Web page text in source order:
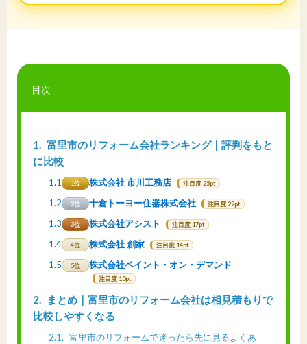
目次
1
富里市のリフォーム会社ランキング｜評判をもと
に比較
1.1 1位 株式会社 市川工務店 注目度 25pt
1.2 2位 十倉トーヨー住器株式会社 注目度 22pt
1.3 3位 株式会社アシスト 注目度 17pt
1.4 4位 株式会社 創家 注目度 14pt
1.5 5位 株式会社ペイント・オン・デマンド
注目度 10pt
2
まとめ｜富里市のリフォーム会社は相見積もりで
比較しやすくなる
2.1
富里市のリフォームで迷ったら先に見るよくあ